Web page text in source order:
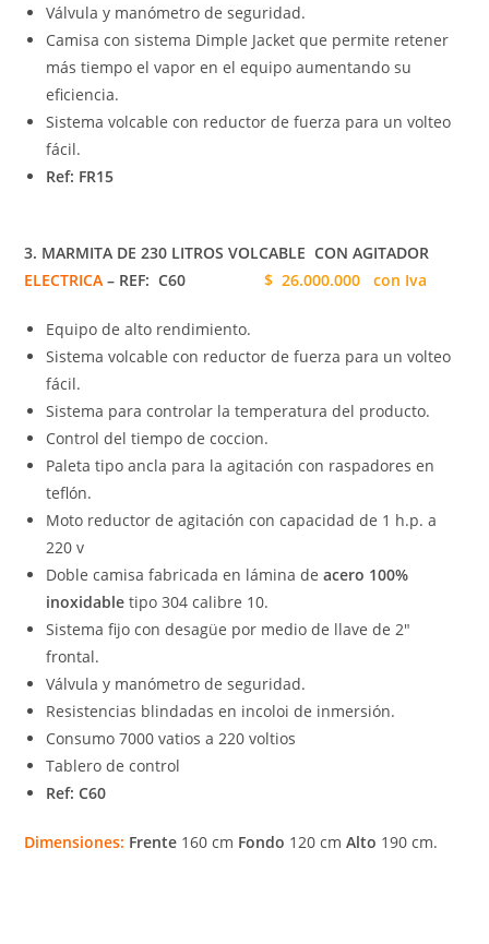
Válvula y manómetro de seguridad.
Camisa con sistema Dimple Jacket que permite retener
más tiempo el vapor en el equipo aumentando su
eficiencia.
Sistema volcable con reductor de fuerza para un volteo
fácil.
Ref: FR15
3. MARMITA DE 230 LITROS VOLCABLE CON AGITADOR
ELECTRICA – REF: C60$ 26.000.000 con Iva
Equipo de alto rendimiento.
Sistema volcable con reductor de fuerza para un volteo
fácil.
Sistema para controlar la temperatura del producto.
Control del tiempo de coccion.
Paleta tipo ancla para la agitación con raspadores en
teflón.
Moto reductor de agitación con capacidad de 1 h.p. a
220 v
Doble camisa fabricada en lámina deacero 100%
inoxidabletipo 304 calibre 10.
Sistema fijo con desagüe por medio de llave de 2″
frontal.
Válvula y manómetro de seguridad.
Resistencias blindadas en incoloi de inmersión.
Consumo 7000 vatios a 220 voltios
Tablero de control
Ref: C60
Dimensiones: Frente 160 cm Fondo 120 cmAlto 190 cm.